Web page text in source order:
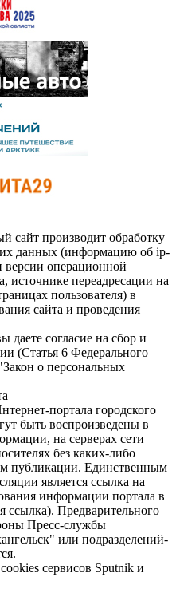
сайт производит обработку
данных (информацию об ip-
версии операционной
источнике переадресации на
пользователя) в
сайта и проведения
даете согласие на сбор и
(Статья 6 Федерального
о персональных
портала городского
быть воспроизведены в
на серверах сети
без каких-либо
публикации. Единственным
является ссылка на
информации портала в
ссылка). Предварительного
Пресс-службы
или подразделений-
сервисов Sputnik и